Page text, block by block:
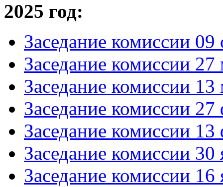
2025 год:
Заседание комиссии 09
Заседание комиссии 27
Заседание комиссии 13
Заседание комиссии 27
Заседание комиссии 13
Заседание комиссии 30
Заседание комиссии 16